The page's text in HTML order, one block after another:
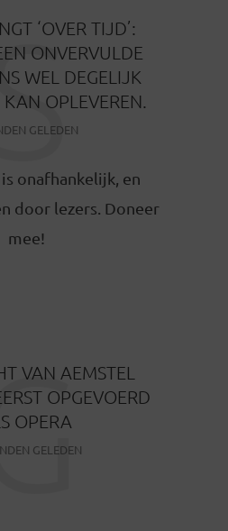
‘OVER TIJD’:
ONVERVULDE
WEL DEGELIJK
OPLEVEREN.
GELEDEN
onafhankelijk, en
door lezers. Doneer
mee!
VAN AEMSTEL
OPGEVOERD
OPERA
GELEDEN